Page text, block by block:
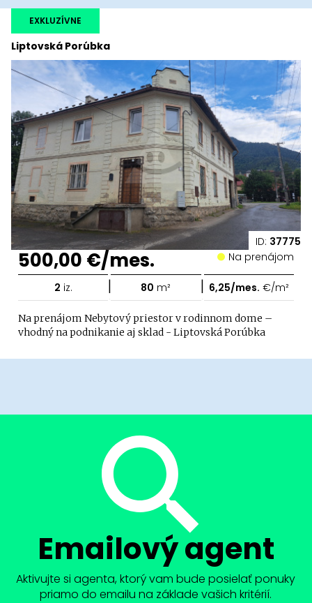
ID: 37775
Liptovská Porúbka
EXKLUZÍVNE
500,00 €/mes. Na prenájom
2 iz. | 80 m² | 6,25/mes. €/m²
Na prenájom Nebytový priestor v rodinnom dome –
vhodný na podnikanie aj sklad - Liptovská Porúbka
Emailový agent
Aktivujte si agenta, ktorý vam bude posielať ponuky
priamo do emailu na základe vašich kritérií.